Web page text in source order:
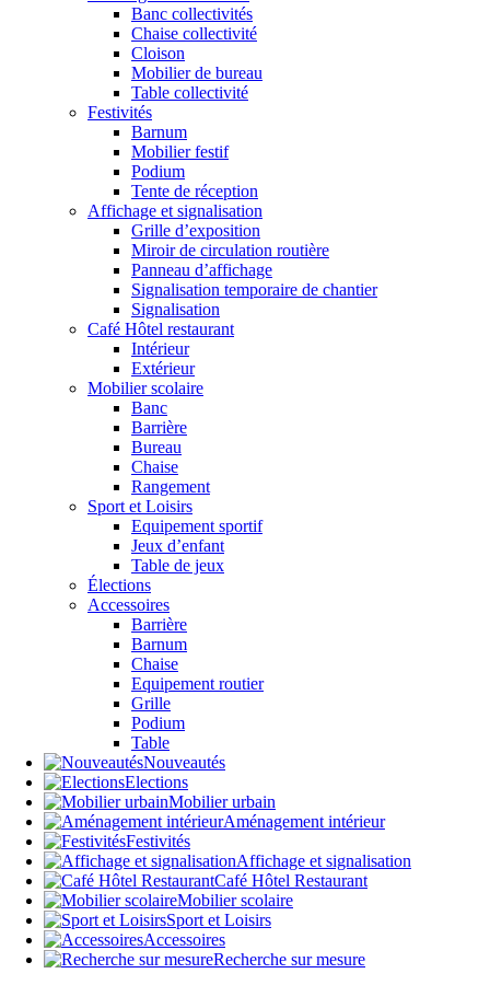
Banc collectivités
Chaise collectivité
Cloison
Mobilier de bureau
Table collectivité
Festivités
Barnum
Mobilier festif
Podium
Tente de réception
Affichage et signalisation
Grille d’exposition
Miroir de circulation routière
Panneau d’affichage
Signalisation temporaire de chantier
Signalisation
Café Hôtel restaurant
Intérieur
Extérieur
Mobilier scolaire
Banc
Barrière
Bureau
Chaise
Rangement
Sport et Loisirs
Equipement sportif
Jeux d’enfant
Table de jeux
Élections
Accessoires
Barrière
Barnum
Chaise
Equipement routier
Grille
Podium
Table
Nouveautés
Elections
Mobilier urbain
Aménagement intérieur
Festivités
Affichage et signalisation
Café Hôtel Restaurant
Mobilier scolaire
Sport et Loisirs
Accessoires
Recherche sur mesure